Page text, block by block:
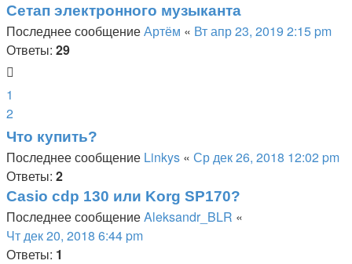
Сетап электронного музыканта
Последнее сообщениеАртём « Вт апр 23, 2019 2:15 pm
Ответы: 29
1
2
Что купить?
Последнее сообщение Linkys « Ср дек 26, 2018 12:02 pm
Ответы: 2
Casio cdp 130 или Korg SP170?
Последнее сообщениеAleksandr_BLR «
Чт дек 20, 2018 6:44 pm
Ответы: 1